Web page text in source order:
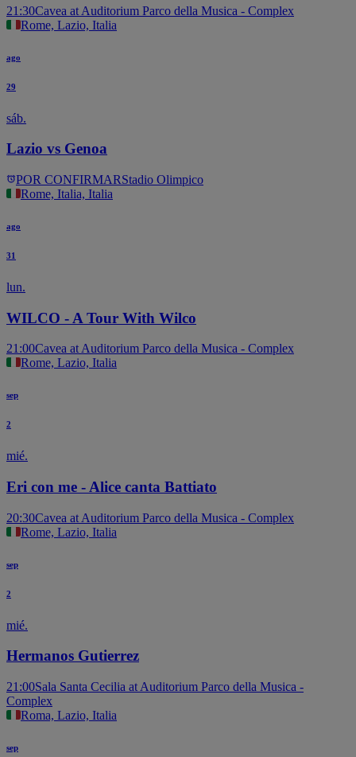
21:30Cavea at Auditorium Parco della Musica - Complex
Rome, Lazio, Italia
ago
29
sáb.
Lazio vs Genoa
POR CONFIRMARStadio Olimpico
Rome, Italia, Italia
ago
31
lun.
WILCO - A Tour With Wilco
21:00Cavea at Auditorium Parco della Musica - Complex
Rome, Lazio, Italia
sep
2
mié.
Eri con me - Alice canta Battiato
20:30Cavea at Auditorium Parco della Musica - Complex
Rome, Lazio, Italia
sep
2
mié.
Hermanos Gutierrez
21:00Sala Santa Cecilia at Auditorium Parco della Musica -
Complex
Roma, Lazio, Italia
sep